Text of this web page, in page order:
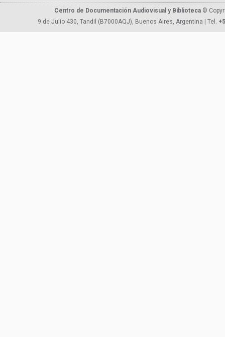
Centro de Documentación Audiovisual y Biblioteca ©
9 de Julio 430, Tandil (B7000AQJ), Buenos Aires, Argentina | Tel.